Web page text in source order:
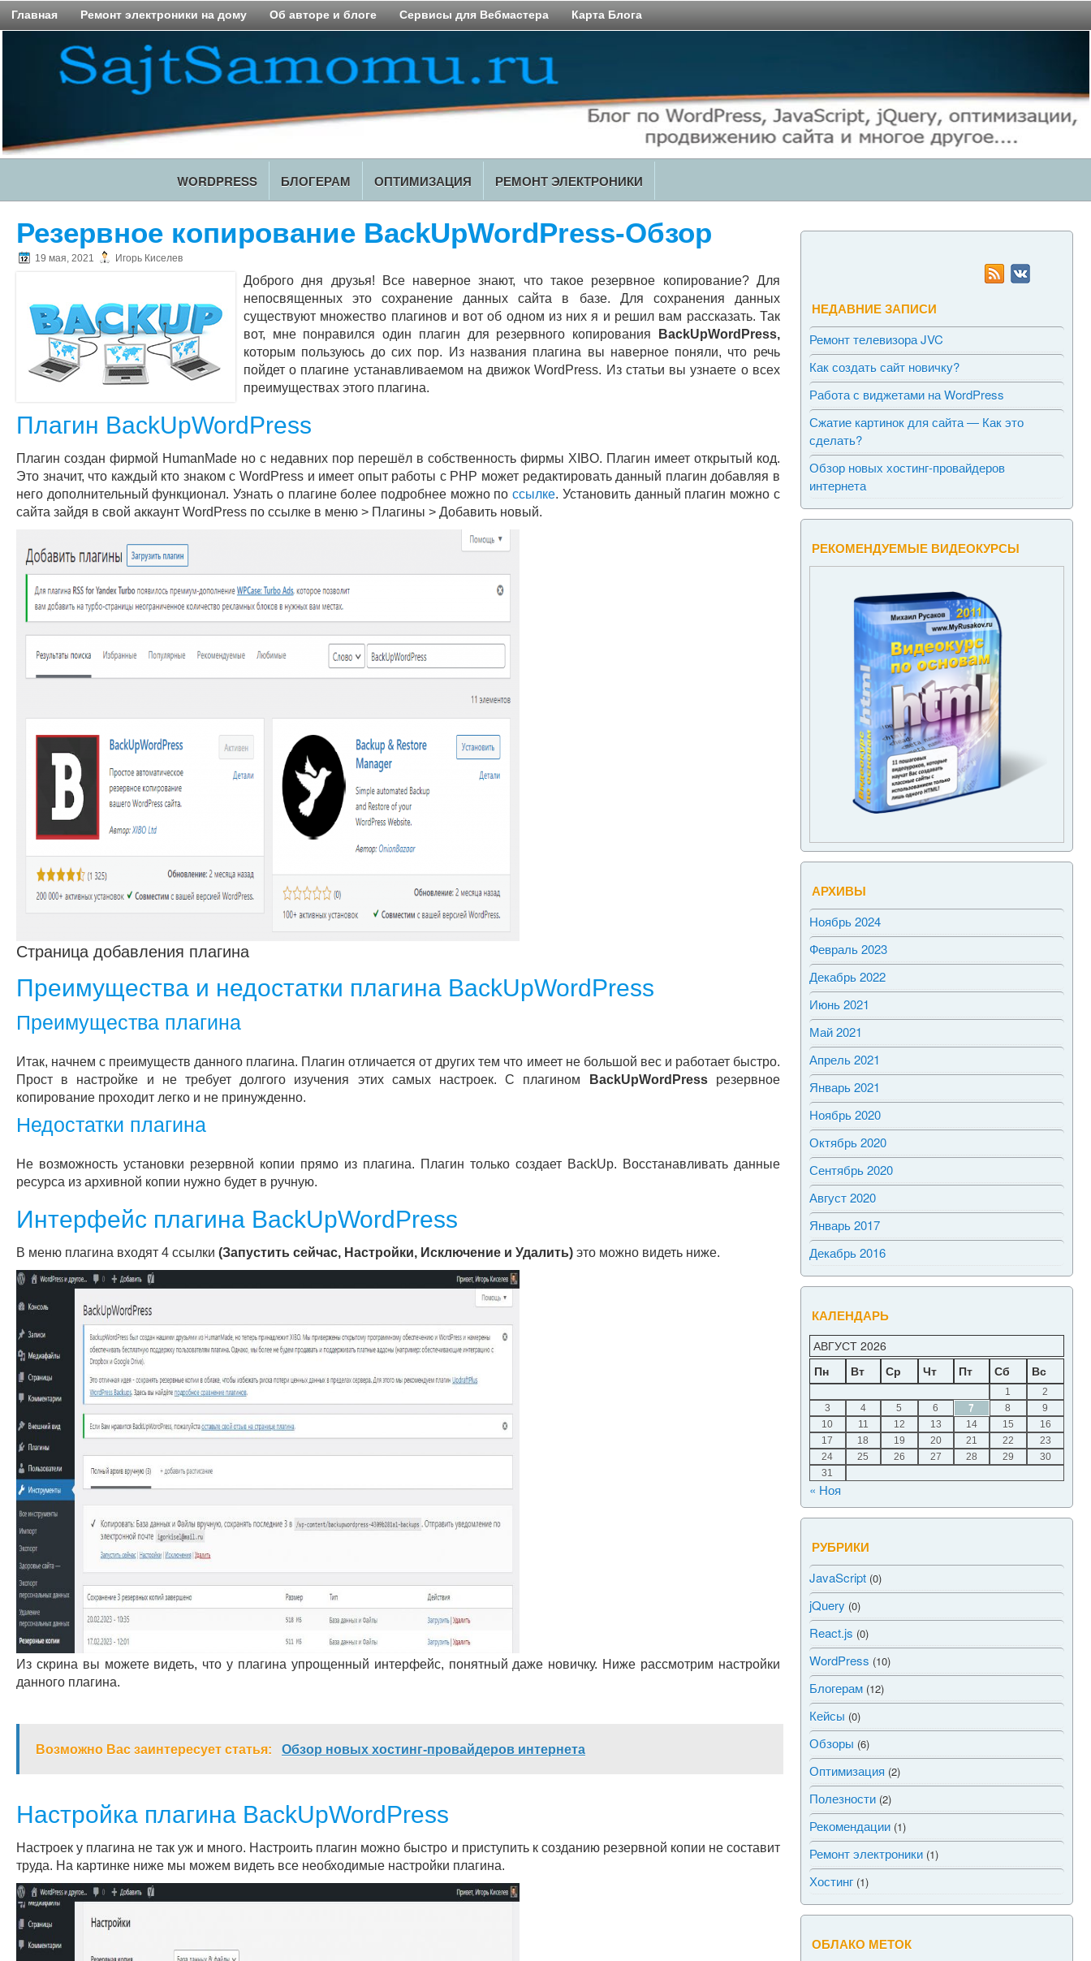
Главная Ремонт электроники на дому Об авторе и блоге Сервисы для Вебмастера Карта Блога
WORDPRESS БЛОГЕРАМ ОПТИМИЗАЦИЯ РЕМОНТ ЭЛЕКТРОНИКИ
Резервное копирование BackUpWordPress-Обзор
19 мая, 2021 Игорь Киселев
Доброго дня друзья! Все наверное знают, что такое резервное копирование? Для
непосвященных это сохранение данных сайта в базе. Для сохранения данных
существуют множество плагинов и вот об одном из них я и решил вам рассказать. Так
вот, мне понравился один плагин для резервного копирования
BackUpWordPress,
которым пользуюсь до сих пор. Из названия плагина вы наверное поняли, что речь
пойдет о плагине устанавливаемом на движок WordPress. Из статьи вы узнаете о всех
преимуществах этого плагина.
Плагин BackUpWordPress
Плагин создан фирмой HumanMade но с недавних пор перешёл в собственность фирмы XIBO. Плагин имеет открытый код.
Это значит, что каждый кто знаком с WordPress и имеет опыт работы с PHP может редактировать данный плагин добавляя в
него дополнительный функционал. Узнать о плагине более подробнее можно поссылке. Установить данный плагин можно с
сайта зайдя в свой аккаунт WordPress по ссылке в меню > Плагины > Добавить новый.
Страница добавления плагина
Преимущества и недостатки плагина BackUpWordPress
Преимущества плагина
Итак, начнем с преимуществ данного плагина. Плагин отличается от других тем что имеет не большой вес и работает быстро.
Прост в настройке и не требует долгого изучения этих самых настроек. С плагином
BackUpWordPressрезервное
копирование проходит легко и не принужденно.
Недостатки плагина
Не возможность установки резервной копии прямо из плагина. Плагин только создает BackUp. Восстанавливать данные
ресурса из архивной копии нужно будет в ручную.
Интерфейс плагина BackUpWordPress
В меню плагина входят 4 ссылки (Запустить сейчас, Настройки, Исключение и Удалить) это можно видеть ниже.
Из скрина вы можете видеть, что у плагина упрощенный интерфейс, понятный даже новичку. Ниже рассмотрим настройки
данного плагина.
Возможно Вас заинтересует статья: Обзор новых хостинг-провайдеров интернета
Настройка плагина BackUpWordPress
Настроек у плагина не так уж и много. Настроить плагин можно быстро и приступить к созданию резервной копии не составит
труда. На картинке ниже мы можем видеть все необходимые настройки плагина.
НЕДАВНИЕ ЗАПИСИ
Ремонт телевизора JVC
Как создать сайт новичку?
Работа с виджетами на WordPress
Сжатие картинок для сайта — Как это
сделать?
Обзор новых хостинг-провайдеров
интернета
РЕКОМЕНДУЕМЫЕ ВИДЕОКУРСЫ
АРХИВЫ
Ноябрь 2024
Февраль 2023
Декабрь 2022
Июнь 2021
Май 2021
Апрель 2021
Январь 2021
Ноябрь 2020
Октябрь 2020
Сентябрь 2020
Август 2020
Январь 2017
Декабрь 2016
КАЛЕНДАРЬ
АВГУСТ 2026
Пн
Вт Ср Чт Пт Сб Вс
1
2
3
4 5 6 7 8
9
10
11 12 13 14 15
16
17
18 19 20 21 22
23
24
25 26 27 28 29
30
31
« Ноя
РУБРИКИ
JavaScript(0)
jQuery (0)
React.js (0)
WordPress (10)
Блогерам(12)
Кейсы (0)
Обзоры (6)
Оптимизация (2)
Полезности(2)
Рекомендации(1)
Ремонт электроники(1)
Хостинг(1)
ОБЛАКО МЕТОК